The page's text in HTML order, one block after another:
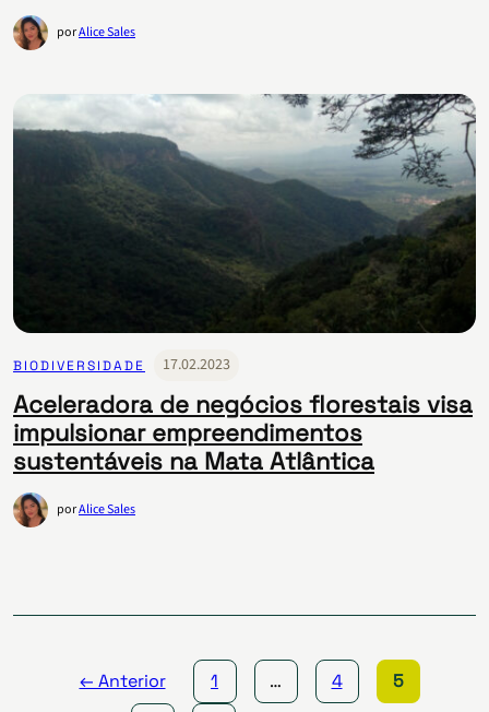
porAlice Sales
BIODIVERSIDADE 17.02.2023
Aceleradora de negócios florestais visa
impulsionar empreendimentos
sustentáveis na Mata Atlântica
porAlice Sales
de
← Anterior 1 … 4
5